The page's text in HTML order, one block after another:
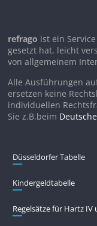
refrago ist ein
gesetzt hat, leicht
von allgemeinem
Alle Ausführungen
ersetzen keine
individuellen
Sie z.B.beim
Düsseldorfer Tabelle
Kindergeldtabelle
Regelsätze für Hartz IV